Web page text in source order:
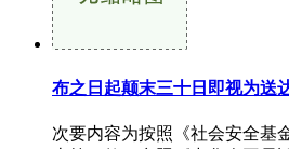
布之日起颠末三十日即视为送
次要内容为按照《社会安全基